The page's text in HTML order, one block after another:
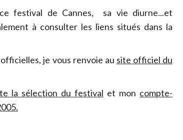
festival de Cannes, sa vie diurne...et
à consulter les liens situés dans la
je vous renvoie au site officiel du
la sélection du festival et mon compte-